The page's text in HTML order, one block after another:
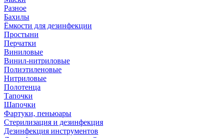
Разное
Бахилы
Ёмкости для дезинфекции
Простыни
Перчатки
Виниловые
Винил-нитриловые
Полиэтиленовые
Нитриловые
Полотенца
Тапочки
Шапочки
Фартуки, пеньюары
Стерилизация и дезинфекция
Дезинфекция инструментов